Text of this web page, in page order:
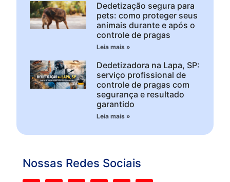
Dedetização segura para
pets: como proteger seus
animais durante e após o
controle de pragas
Leia mais »
Dedetizadora na Lapa, SP:
serviço profissional de
controle de pragas com
segurança e resultado
garantido
Leia mais »
Nossas Redes Sociais